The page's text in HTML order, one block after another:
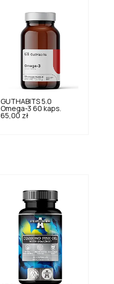
GUTHABITS 5.0
Omega-3 60 kaps.
65,00 zł